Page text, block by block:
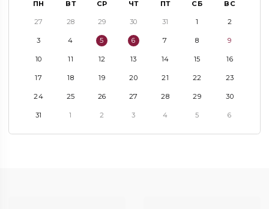
ПН ВТ СР ЧТ ПТ СБ ВС
27 28 29 30 31 1 2
3 4 5 6 7 8 9
10 11 12 13 14 15 16
17 18 19 20 21 22 23
24 25 26 27 28 29 30
31 1 2 3 4 5 6